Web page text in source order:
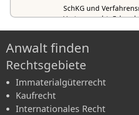
SchKG und
Vertragsrecht,
Firmenrecht
Anwalt finden
Rechtsgebiete
Immaterialgüterrecht
Kaufrecht
Internationales Recht